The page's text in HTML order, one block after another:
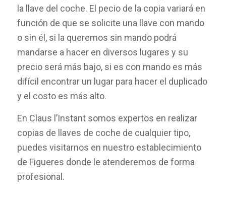
la llave del coche. El pecio de la copia variará en
función de que se solicite una llave con mando
o sin él, si la queremos sin mando podrá
mandarse a hacer en diversos lugares y su
precio será más bajo, si es con mando es más
difícil encontrar un lugar para hacer el duplicado
y el costo es más alto.
En Claus l’Instant somos expertos en realizar
copias de llaves de coche de cualquier tipo,
puedes visitarnos en nuestro establecimiento
de Figueres donde le atenderemos de forma
profesional.